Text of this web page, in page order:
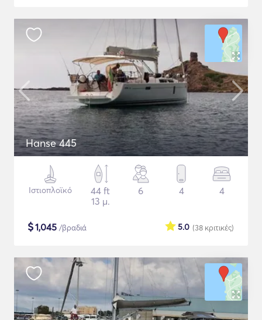
Hanse 445
Ιστιοπλοϊκό
44 ft
13 μ.
6 4 4
$1,045 /βραδιά (38 κριτικές)
5.0